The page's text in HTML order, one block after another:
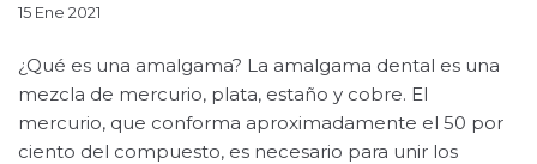
15 Ene 2021
¿Qué es una amalgama? La amalgama dental es una
mezcla de mercurio, plata, estaño y cobre. El
mercurio, que conforma aproximadamente el 50 por
ciento del compuesto, es necesario para unir los